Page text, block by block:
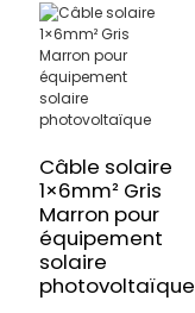
Câble solaire
1×6mm² Gris
Marron pour
équipement
solaire
photovoltaïque